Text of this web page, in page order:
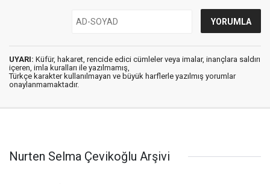
UYARI: Küfür, hakaret, rencide edici cümleler veya imalar, inançlara saldırı
içeren, imla kuralları ile yazılmamış,
Türkçe karakter kullanılmayan ve büyük harflerle yazılmış yorumlar
onaylanmamaktadır.
Nurten Selma Çevikoğlu Arşivi